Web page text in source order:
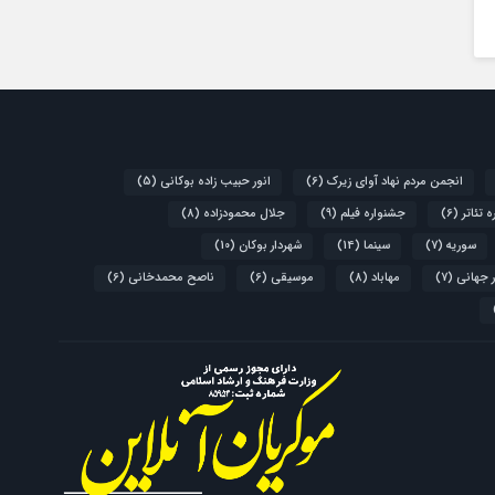
انجمن مردم نهاد آوای زیرک (6) انور حبیب زاده بوکانی (5)
تئاتر (6) جشنواره فیلم (9) جلال محمودزاده (8)
سوریه (7) سینما (14) شهردار بوکان (10)
جهانی (7) مهاباد (8) موسیقی (6) ناصح محمدخانی (6)